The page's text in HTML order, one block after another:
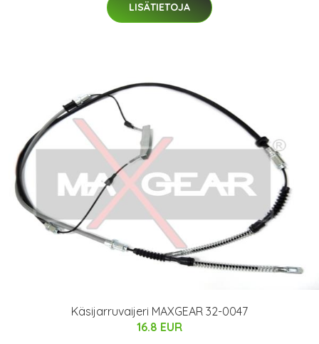
LISÄTIETOJA
Käsijarruvaijeri MAXGEAR 32-0047
16.8 EUR